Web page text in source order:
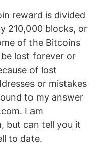
reward is divided
210,000 blocks, or
of the Bitcoins
lost forever or
of lost
or mistakes
to my answer
I am
but can tell you it
to date.